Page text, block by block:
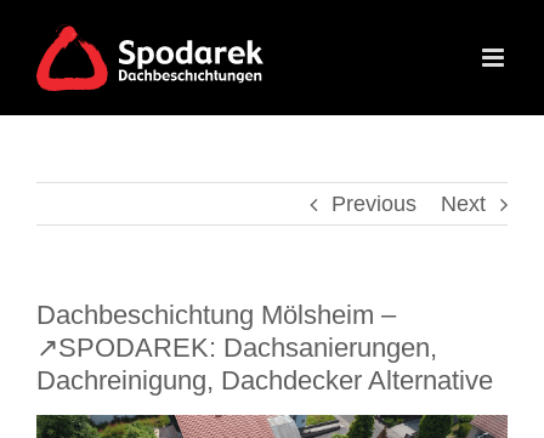
content
Previous Next
Dachbeschichtung Mölsheim –
↗️SPODAREK: Dachsanierungen,
Dachreinigung, Dachdecker Alternative